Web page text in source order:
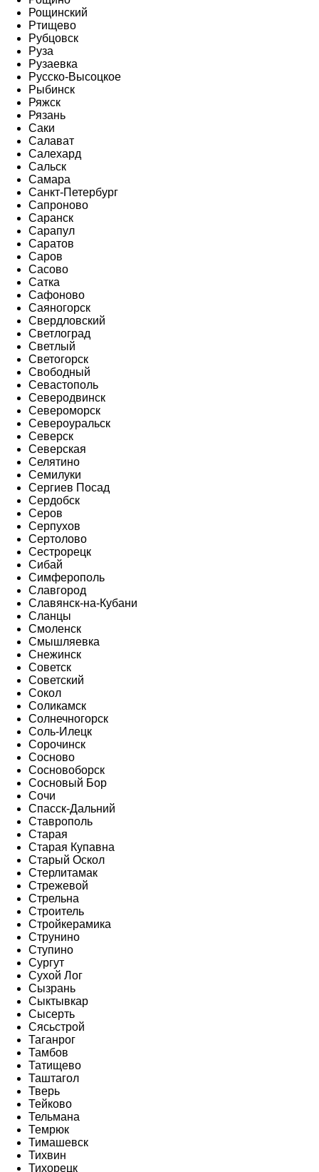
Рощинский
Ртищево
Рубцовск
Руза
Рузаевка
Русско-Высоцкое
Рыбинск
Ряжск
Рязань
Саки
Салават
Салехард
Сальск
Самара
Санкт-Петербург
Сапроново
Саранск
Сарапул
Саратов
Саров
Сасово
Сатка
Сафоново
Саяногорск
Свердловский
Светлоград
Светлый
Светогорск
Свободный
Севастополь
Северодвинск
Североморск
Североуральск
Северск
Северская
Селятино
Семилуки
Сергиев Посад
Сердобск
Серов
Серпухов
Сертолово
Сестрорецк
Сибай
Симферополь
Славгород
Славянск-на-Кубани
Сланцы
Смоленск
Смышляевка
Снежинск
Советск
Советский
Сокол
Соликамск
Солнечногорск
Соль-Илецк
Сорочинск
Сосново
Сосновоборск
Сосновый Бор
Сочи
Спасск-Дальний
Ставрополь
Старая
Старая Купавна
Старый Оскол
Стерлитамак
Стрежевой
Стрельна
Строитель
Стройкерамика
Струнино
Ступино
Сургут
Сухой Лог
Сызрань
Сыктывкар
Сысерть
Сясьстрой
Таганрог
Тамбов
Татищево
Таштагол
Тверь
Тейково
Тельмана
Темрюк
Тимашевск
Тихвин
Тихорецк